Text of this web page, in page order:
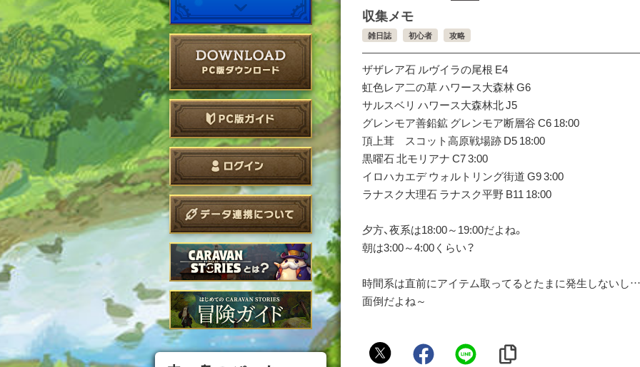
収集メモ
雑日誌 初心者 攻略
ザザレア石 ルヴイラの尾根 E4
虹色レア二の草 ハワース大森林 G6
サルスベリ ハワース大森林北 J5
グレンモア善鉛鉱 グレンモア断層谷 C6 18:00
頂上茸 スコット高原戦場跡 D5 18:00
黒曜石 北モリアナ C7 3:00
イロハカエデ ウォルトリング街道 G9 3:00
ラナスク大理石 ラナスク平野 B11 18:00
夕方、夜系は18:00～19:00だよね。
朝は3:00～4:00くらい？
時間系は直前にアイテム取ってるとたまに発生しないし…
面倒だよね～
赤